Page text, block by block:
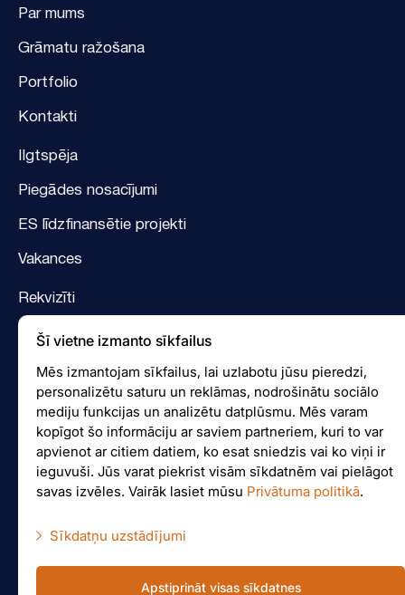
Par mums
Grāmatu ražošana
Portfolio
Kontakti
Ilgtspēja
Piegādes nosacījumi
ES līdzfinansētie projekti
Vakances
Rekvizīti
Logotips
Facebook
Instagram
Cenas pieprasījums
Failu sagatavošana
Šī vietne izmanto sīkfailus
Mēs izmantojam sīkfailus, lai uzlabotu jūsu pieredzi,
personalizētu saturu un reklāmas, nodrošinātu sociālo
mediju funkcijas un analizētu datplūsmu. Mēs varam
kopīgot šo informāciju ar saviem partneriem, kuri to var
apvienot ar citiem datiem, ko esat sniedzis vai ko viņi ir
ieguvuši. Jūs varat piekrist visām sīkdatnēm vai pielāgot
savas izvēles. Vairāk lasiet mūsu Privātuma politikā.
Sīkdatņu uzstādījumi
Apstiprināt visas sīkdatnes